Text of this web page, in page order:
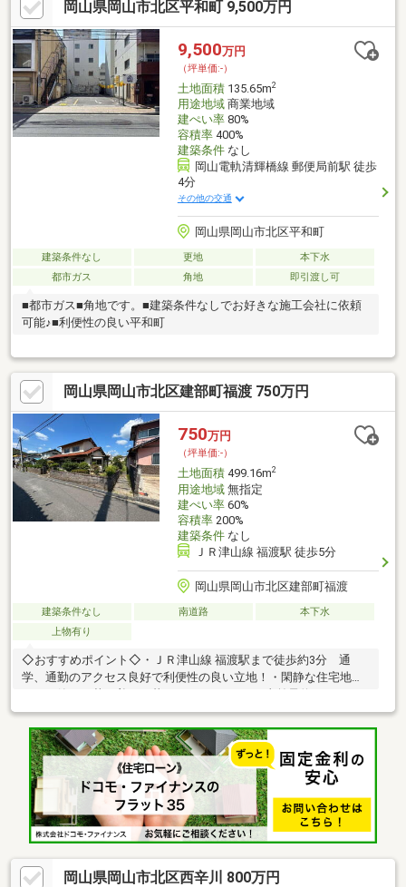
をもとに空車部分の賃料を加え満車時を想定して算出。※賃料収
入は将来にわたって得られることを保証するものではありませ
ん。(調査日 2025年6月23日)▼立地・岡山電軌清輝橋線「新西大
寺町筋」徒歩4分▼特徴・商業地域に位置■物件の詳細・ご相談は
お気軽にお問い合わせください。
岡山県岡山市北区平和町 9,500万円
9,500万円
（坪単価:-）
土地面積135.65m2
用途地域商業地域
建ぺい率80%
容積率400%
建築条件なし
岡山電軌清輝橋線 郵便局前駅 徒歩
4分
その他の交通
岡山県岡山市北区平和町
建築条件なし 更地
本下水
都市ガス
角地 即引渡し可
■都市ガス■角地です。■建築条件なしでお好きな施工会社に依頼
可能♪■利便性の良い平和町
岡山県岡山市北区建部町福渡 750万円
750万円
（坪単価:-）
土地面積499.16m2
用途地域無指定
建ぺい率60%
容積率200%
建築条件なし
ＪＲ津山線 福渡駅 徒歩5分
岡山県岡山市北区建部町福渡
建築条件なし 南道路
本下水
上物有り
◇おすすめポイント◇・ＪＲ津山線 福渡駅まで徒歩約3分 通
学、通勤のアクセス良好で利便性の良い立地！・閑静な住宅地の
ため、静かで落ち着いた暮らしができます。■事前予約で平日で
も案内可能です■ぜひお気軽にお問合せください＾＾
岡山県岡山市北区西辛川 800万円